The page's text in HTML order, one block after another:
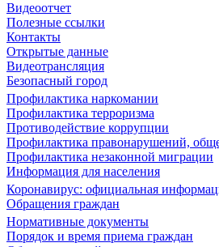
Видеоотчет
Полезные ссылки
Контакты
Открытые данные
Видеотрансляция
Безопасный город
Профилактика наркомании
Профилактика терроризма
Противодействие коррупции
Профилактика правонарушений,
Профилактика незаконной миграции
Информация для населения
Коронавирус: официальная
Обращения граждан
Нормативные документы
Порядок и время приема граждан